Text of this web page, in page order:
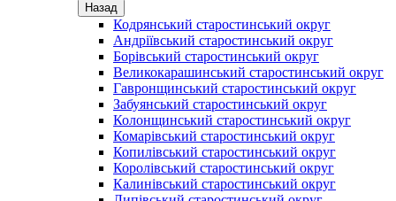
Назад
Кодрянський старостинський округ
Андріївський старостинський округ
Борівський старостинський округ
Великокарашинський старостинський округ
Гавронщинський старостинський округ
Забуянський старостинський округ
Колонщинський старостинський округ
Комарівський старостинський округ
Копилівський старостинський округ
Королівський старостинський округ
Калинівський старостинський округ